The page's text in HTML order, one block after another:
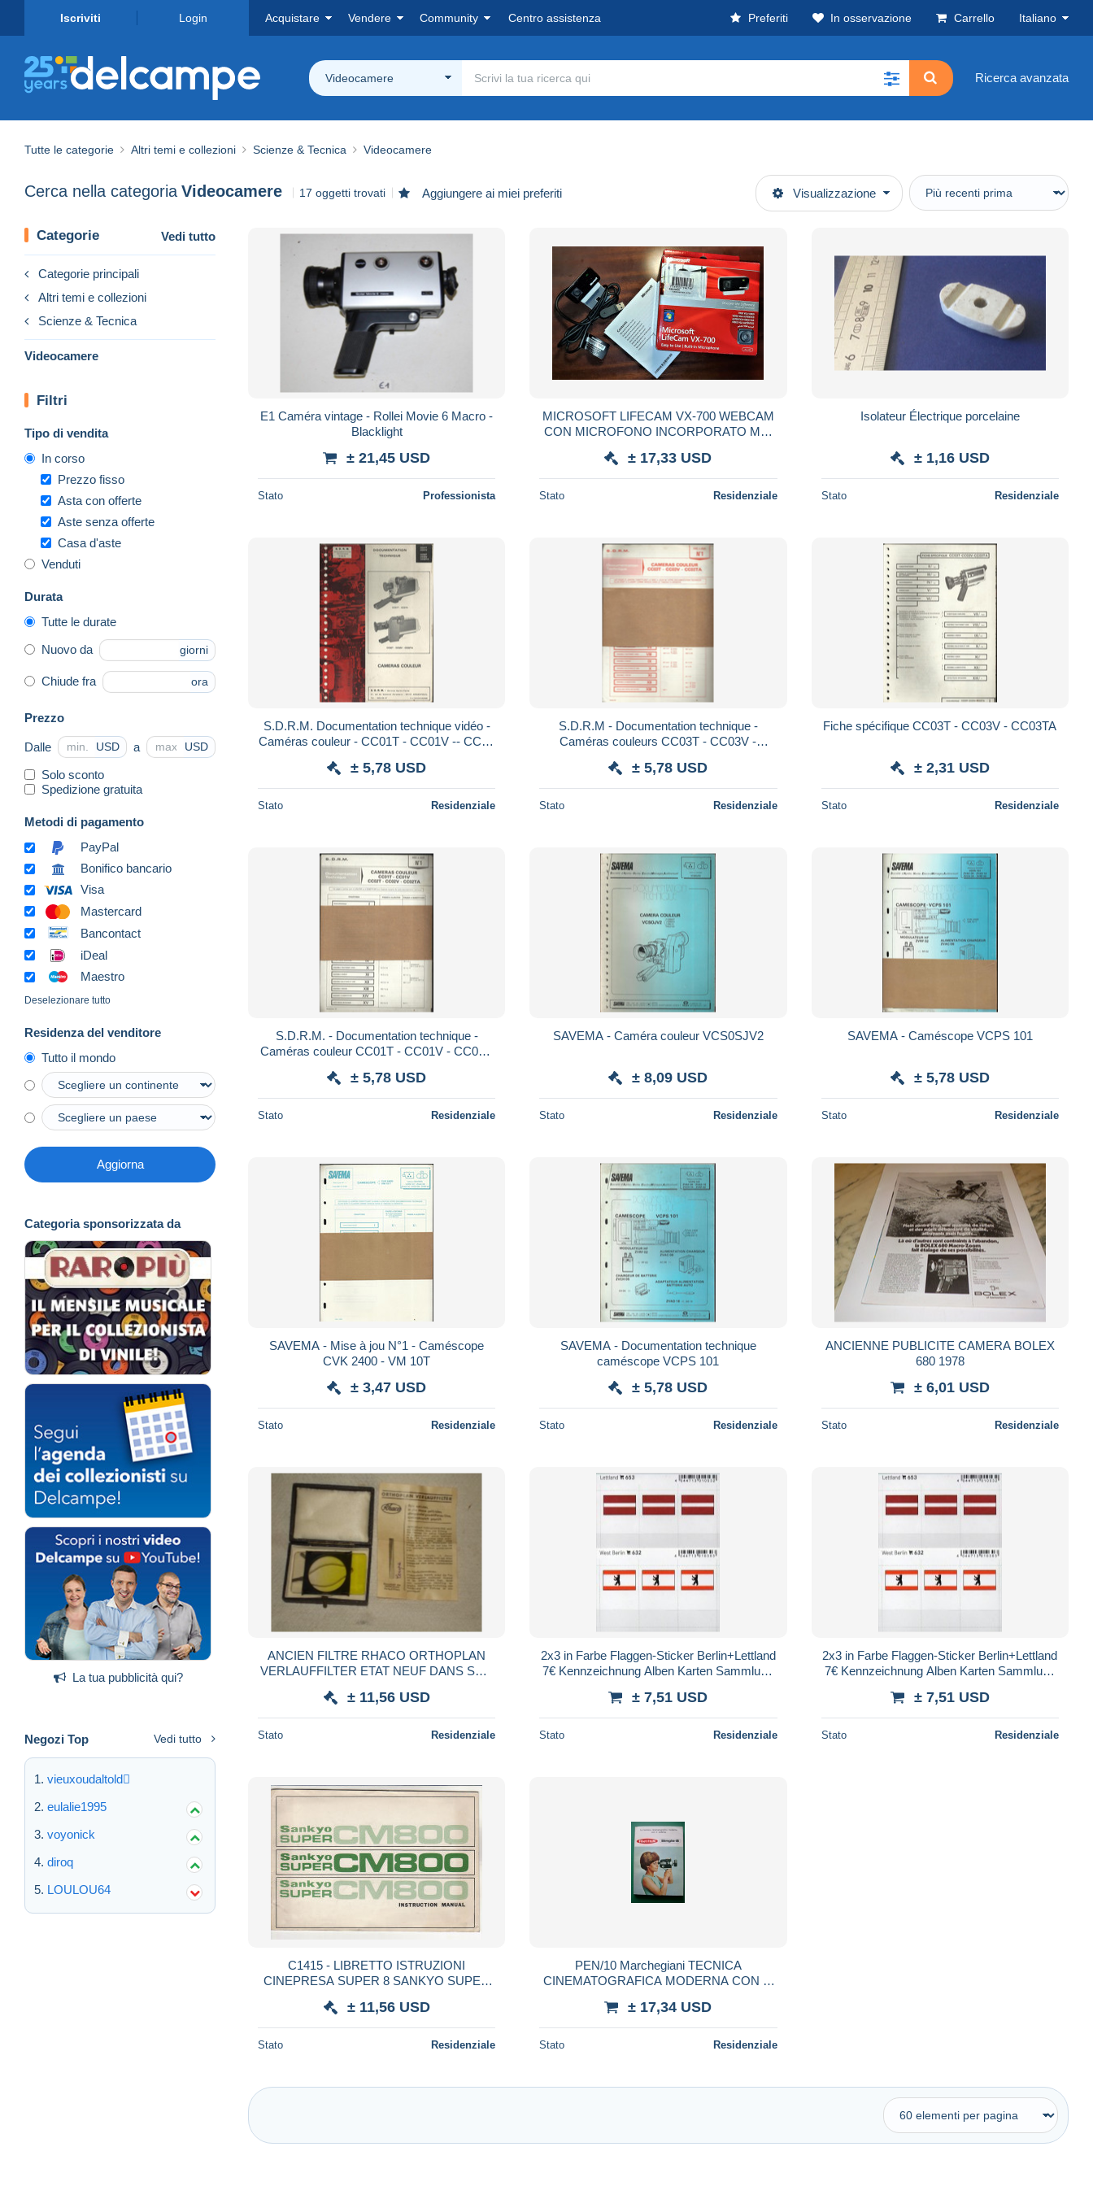
Iscriviti Login Acquistare Vendere Community Centro assistenza Preferiti In osservazione Carrello Italiano
Videocamere Ricerca avanzata
Tutte le categorie Altri temi e collezioni Scienze & Tecnica Videocamere
Cerca nella categoria Videocamere 17 oggetti trovati Aggiungere ai miei preferiti Visualizzazione
Categorie Vedi tutto
Categorie principali
Altri temi e collezioni
Scienze & Tecnica
Videocamere
Filtri
Tipo di vendita
In corso
Prezzo fisso
Asta con offerte
Aste senza offerte
Casa d'aste
Venduti
Durata
Tutte le durate
Nuovo da giorni
Chiude fra ora
Prezzo
Dalle USD a USD
Solo sconto
Spedizione gratuita
Metodi di pagamento
PayPal
Bonifico bancario
Visa
Mastercard
Bancontact
iDeal
Maestro
Deselezionare tutto
Residenza del venditore
Tutto il mondo
Aggiorna
Categoria sponsorizzata da
La tua pubblicità qui?
Negozi Top Vedi tutto
vieuxoudaltold
eulalie1995
voyonick
diroq
LOULOU64
E1 Caméra vintage - Rollei Movie 6 Macro -
Blacklight
± 21,45 USD
Stato Professionista
MICROSOFT LIFECAM VX-700 WEBCAM
CON MICROFONO INCORPORATO MAI
± 17,33 USD
Stato Residenziale
Isolateur Électrique porcelaine
± 1,16 USD
Stato Residenziale
S.D.R.M. Documentation technique vidéo -
Caméras couleur - CC01T - CC01V -- CC02
± 5,78 USD
Stato Residenziale
S.D.R.M - Documentation technique -
Caméras couleurs CC03T - CC03V -
± 5,78 USD
Stato Residenziale
Fiche spécifique CC03T - CC03V - CC03TA
± 2,31 USD
Stato Residenziale
S.D.R.M. - Documentation technique -
Caméras couleur CC01T - CC01V - CC02Y
± 5,78 USD
Stato Residenziale
SAVEMA - Caméra couleur VCS0SJV2
± 8,09 USD
Stato Residenziale
SAVEMA - Caméscope VCPS 101
± 5,78 USD
Stato Residenziale
SAVEMA - Mise à jou N°1 - Caméscope
CVK 2400 - VM 10T
± 3,47 USD
Stato Residenziale
SAVEMA - Documentation technique
caméscope VCPS 101
± 5,78 USD
Stato Residenziale
ANCIENNE PUBLICITE CAMERA BOLEX
680 1978
± 6,01 USD
Stato Residenziale
ANCIEN FILTRE RHACO ORTHOPLAN
VERLAUFFILTER ETAT NEUF DANS SON
± 11,56 USD
Stato Residenziale
2x3 in Farbe Flaggen-Sticker Berlin+Lettland
7€ Kennzeichnung Alben Karten Sammlung
± 7,51 USD
Stato Residenziale
2x3 in Farbe Flaggen-Sticker Berlin+Lettland
7€ Kennzeichnung Alben Karten Sammlung
± 7,51 USD
Stato Residenziale
C1415 - LIBRETTO ISTRUZIONI
CINEPRESA SUPER 8 SANKYO SUPER
± 11,56 USD
Stato Residenziale
PEN/10 Marchegiani TECNICA
CINEMATOGRAFICA MODERNA CON IL
± 17,34 USD
Stato Residenziale